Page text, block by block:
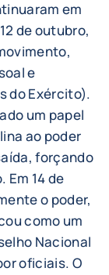
em
de outubro,
e
do Exército).
um papel
ao poder
forçando
Em 14 de
o poder,
como um
Nacional
oficiais. O